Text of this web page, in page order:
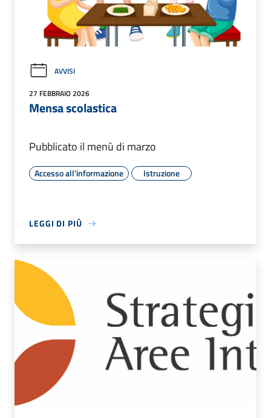
AVVISI
27 FEBBRAIO 2026
Mensa scolastica
Pubblicato il menù di marzo
Accesso all'informazione Istruzione
LEGGI DI PIÙ